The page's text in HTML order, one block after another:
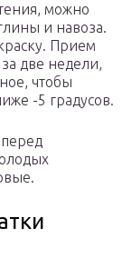
можно
и навоза.
Прием
две недели,
чтобы
-5 градусов.